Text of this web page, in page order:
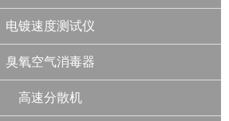
电镀速度测试仪
臭氧空气消毒器
高速分散机